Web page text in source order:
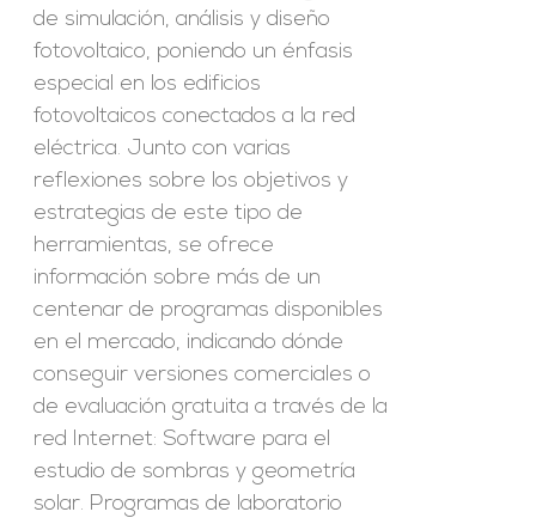
de simulación, análisis y diseño
fotovoltaico, poniendo un énfasis
especial en los edificios
fotovoltaicos conectados a la red
eléctrica. Junto con varias
reflexiones sobre los objetivos y
estrategias de este tipo de
herramientas, se ofrece
información sobre más de un
centenar de programas disponibles
en el mercado, indicando dónde
conseguir versiones comerciales o
de evaluación gratuita a través de la
red Internet: Software para el
estudio de sombras y geometría
solar. Programas de laboratorio